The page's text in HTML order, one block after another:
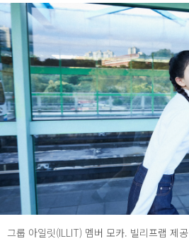
그룹 아일릿(ILLIT) 멤버 모카. 빌리프랩 제공